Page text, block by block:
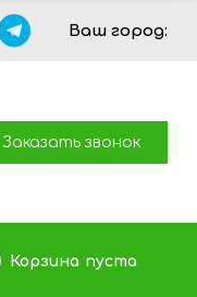
Ваш город:
Заказать звонок
Корзина пуста